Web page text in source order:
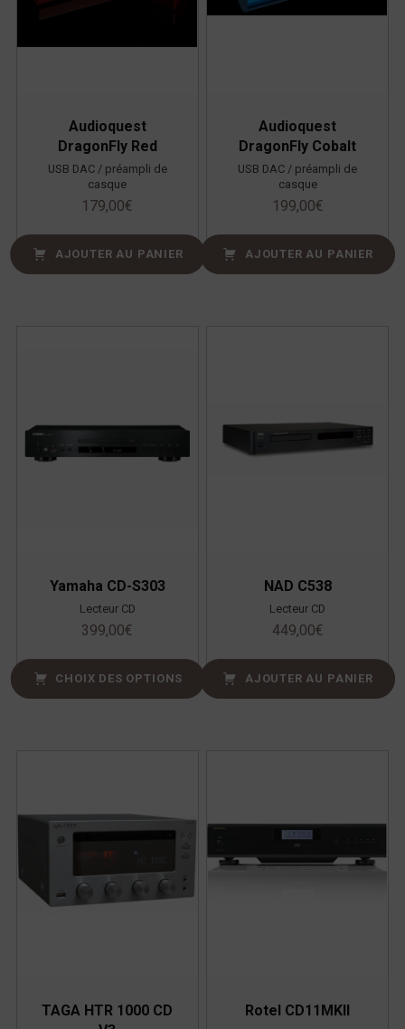
Audioquest
DragonFly Red
USB DAC / préampli de
casque
179,00€
AJOUTER AU PANIER
Audioquest
DragonFly Cobalt
USB DAC / préampli de
casque
199,00€
AJOUTER AU PANIER
Yamaha CD-S303
Lecteur CD
399,00€
CHOIX DES OPTIONS
NAD C538
Lecteur CD
449,00€
AJOUTER AU PANIER
TAGA HTR 1000 CD
Rotel CD11MKII